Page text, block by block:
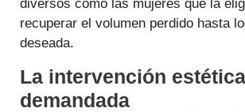
diversos como las mujeres que la
recuperar el volumen perdido hasta
deseada.
La intervención
demandada